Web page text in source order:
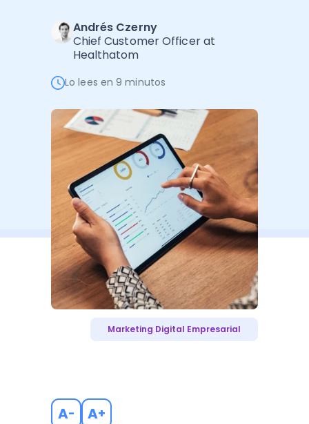
Administración Empresarial
Software Factura y Administración
Autores
Andrés Czerny
Chief Customer Officer at
Healthatom
Lo lees en 9 minutos
Marketing Digital Empresarial
A- A+